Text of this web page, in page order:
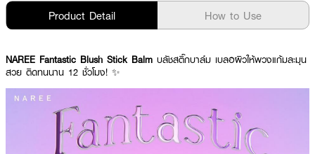
Product Detail How to Use
NAREE Fantastic Blush Stick Balm บลัชสติ๊กบาล์ม เบลอผิวให้พวงแก้มละมุน
สวย ติดทนนาน 12 ชั่วโมง! ✨